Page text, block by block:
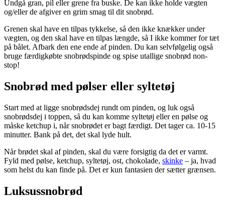
Undgå gran, pil eller grene fra buske. De kan ikke holde vægten
og/eller de afgiver en grim smag til dit snobrød.
Grenen skal have en tilpas tykkelse, så den ikke knækker under
vægten, og den skal have en tilpas længde, så I ikke kommer for tæt
på bålet. Afbark den ene ende af pinden. Du kan selvfølgelig også
bruge færdigkøbte snobrødspinde og spise utallige snobrød non-
stop!
Snobrød med pølser eller syltetøj
Start med at ligge snobrødsdej rundt om pinden, og luk også
snobrødsdej i toppen, så du kan komme syltetøj eller en pølse og
måske ketchup i, når snobrødet er bagt færdigt. Det tager ca. 10-15
minutter. Bank på det, det skal lyde hult.
Når brødet skal af pinden, skal du være forsigtig da det er varmt.
Fyld med pølse, ketchup, syltetøj, ost, chokolade, skinke – ja, hvad
som helst du kan finde på. Det er kun fantasien der sætter grænsen.
Luksussnobrød